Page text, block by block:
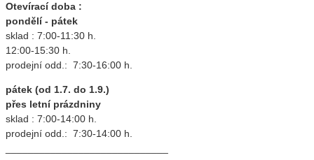
Otevírací doba :
pondělí - pátek
sklad : 7:00-11:30 h.
12:00-15:30 h.
prodejní odd.: 7:30-16:00 h.
pátek (od 1.7. do 1.9.)
přes letní prázdniny
sklad : 7:00-14:00 h.
prodejní odd.: 7:30-14:00 h.